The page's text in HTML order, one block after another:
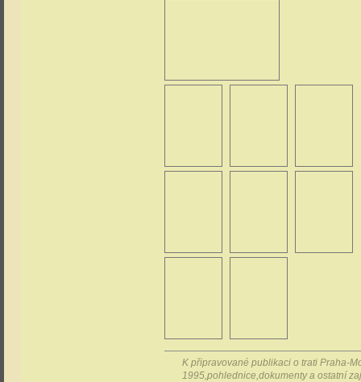
K připravované publikaci o trati Praha-
1995,pohlednice,dokumenty a ostatní